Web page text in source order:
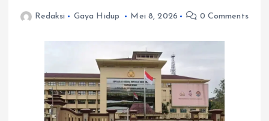
Redaksi Gaya Hidup Mei 8, 2026 0 Comments